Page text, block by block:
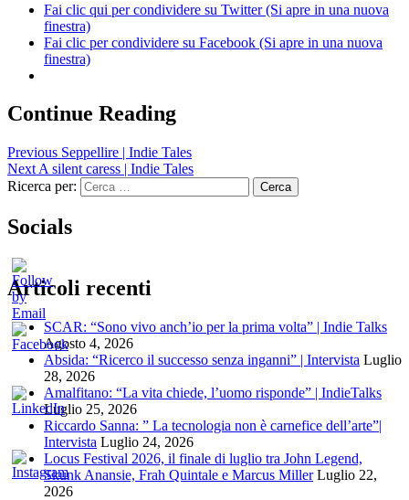
Fai clic qui per condividere su Twitter (Si apre in una nuova
finestra)
Fai clic per condividere su Facebook (Si apre in una nuova
finestra)
Continue Reading
Previous Seppellire | Indie Tales
Next A silent caress | Indie Tales
Ricerca per:
Socials
Articoli recenti
SCAR: “Sono vivo anch’io per la prima volta” | Indie Talks
Agosto 4, 2026
Absida: “Ricerco il successo senza inganni” | Intervista Luglio
28, 2026
Amalfitano: “La vita chiede, l’uomo risponde” | IndieTalks
Luglio 25, 2026
Riccardo Sanna: ” La tecnologia non è carnefice dell’arte”|
Intervista Luglio 24, 2026
Locus Festival 2026, il finale di luglio tra John Legend,
Skunk Anansie, Frah Quintale e Marcus Miller Luglio 22,
2026